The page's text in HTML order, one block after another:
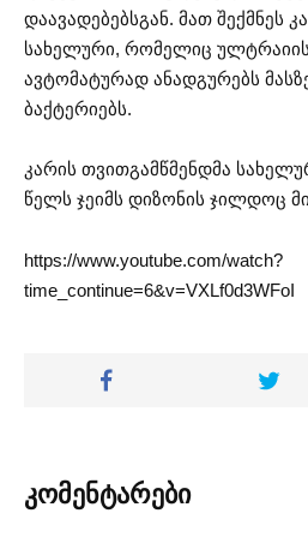
დაავადებებსგან. მათ შექმნეს
სახელური, რომელიც
ავტომატურად ანადგურებს
ბაქტერიებს.
კარის თვითგამწმენდმა
წელს ჯეიმს დიზონის ჯილდოც
https://www.youtube.com/watch?
time_continue=6&v=VXLf0d3WFoI
კომენტარები